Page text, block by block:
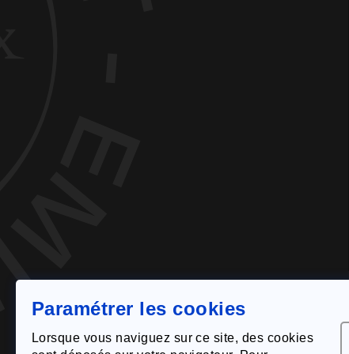
Paramétrer les cookies
Lorsque vous naviguez sur ce site, des cookies